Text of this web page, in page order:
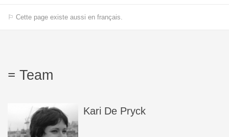
⚐ Cette page existe aussi en français.
Team
Kari De Pryck